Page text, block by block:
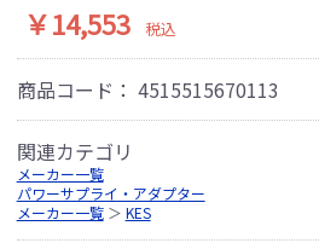
￥14,553 税込
商品コード： 4515515670113
関連カテゴリ
メーカー一覧
パワーサプライ・アダプター
メーカー一覧 ＞ KES